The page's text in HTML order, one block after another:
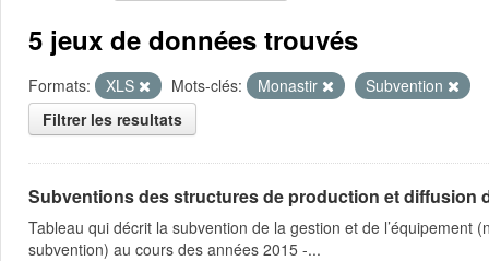
5 jeux de données trouvés
Formats: XLS Mots-clés: Monastir
Subvention
Filtrer les resultats
Subventions des structures de production et diffusion
Tableau qui décrit la subvention de la gestion et de
subvention) au cours des années 2015 -...